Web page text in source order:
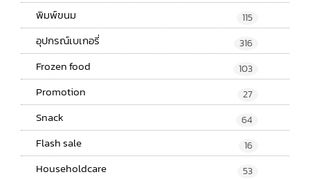
พิมพ์ขนม 115
อุปกรณ์เบเกอรี่ 316
Frozen food 103
Promotion 27
Snack 64
Flash sale 16
Householdcare 53